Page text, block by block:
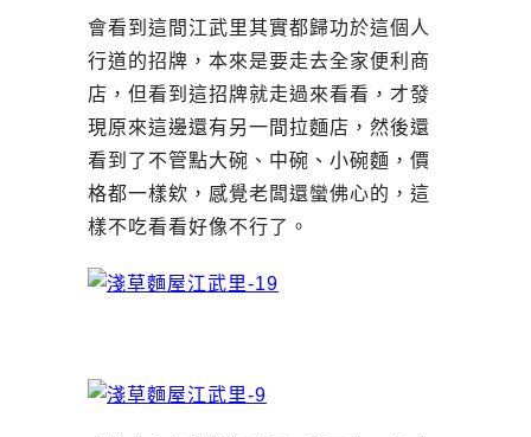
會看到這間江武里其實都歸功於這個人
行道的招牌，本來是要走去全家便利商
店，但看到這招牌就走過來看看，才發
現原來這邊還有另一間拉麵店，然後還
看到了不管點大碗、中碗、小碗麵，價
格都一樣欸，感覺老闆還蠻佛心的，這
樣不吃看看好像不行了。